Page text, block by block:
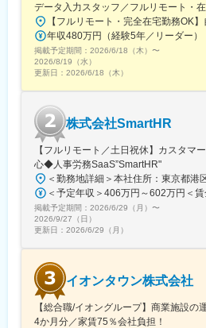
データ入力スタッフ／フルリモート・
掲載予定期間： 2026/6/18（木） 〜
2026/8/19（水）
更新日： 2026/6/18（木）
株式会社SmartHR
【フルリモート／土日祝休】カスタマ
心◆人事労務SaaS”SmartHR"
掲載予定期間： 2026/6/29（月） 〜
2026/9/27（日）
更新日： 2026/6/29（月）
イオンタウン株式会社
【総合職/イオングループ】商業施設
4か月分／家賃75％会社負担！